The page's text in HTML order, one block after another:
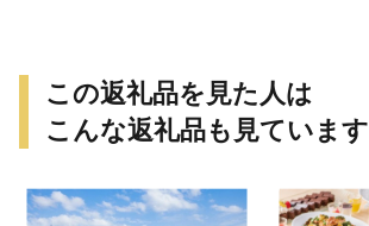
この返礼品を見た人は
こんな返礼品も見ています